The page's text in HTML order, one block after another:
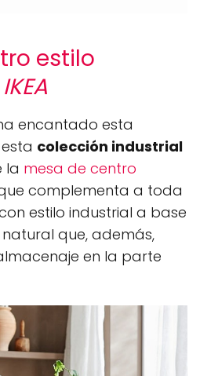
estilo
IKEA
encantado esta
colección industrial
la mesa de centro
complementa a toda
estilo industrial a base
que, además,
en la parte